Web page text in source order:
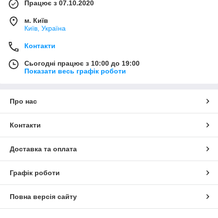
Працює з 07.10.2020
м. Київ
Київ, Україна
Контакти
Сьогодні працює з 10:00 до 19:00
Показати весь графік роботи
Про нас
Контакти
Доставка та оплата
Графік роботи
Повна версія сайту